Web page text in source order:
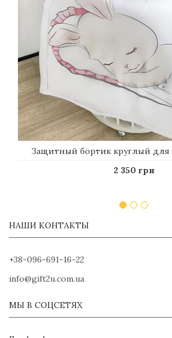
Защитный бортик круглый для
2 350 грн
НАШИ КОНТАКТЫ
+38-096-691-16-22
info@gift2u.com.ua
МЫ В СОЦСЕТЯХ